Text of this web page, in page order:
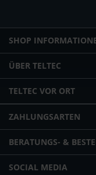
SHOP
ÜBER TELTEC
TELTEC VOR ORT
ZAHLUNGSARTEN
BERATUNGS- &
SOCIAL MEDIA